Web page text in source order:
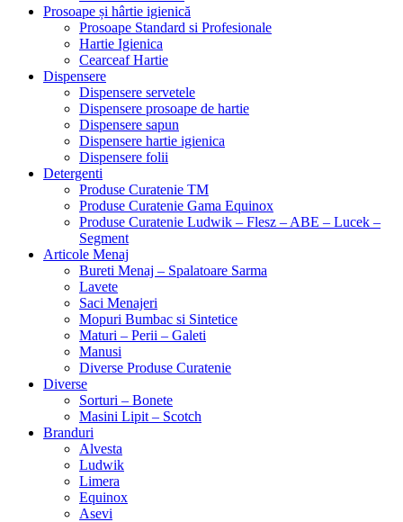
Prosoape și hârtie igienică
Prosoape Standard si Profesionale
Hartie Igienica
Cearceaf Hartie
Dispensere
Dispensere servetele
Dispensere prosoape de hartie
Dispensere sapun
Dispensere hartie igienica
Dispensere folii
Detergenti
Produse Curatenie TM
Produse Curatenie Gama Equinox
Produse Curatenie Ludwik – Flesz – ABE – Lucek –
Segment
Articole Menaj
Bureti Menaj – Spalatoare Sarma
Lavete
Saci Menajeri
Mopuri Bumbac si Sintetice
Maturi – Perii – Galeti
Manusi
Diverse Produse Curatenie
Diverse
Sorturi – Bonete
Masini Lipit – Scotch
Branduri
Alvesta
Ludwik
Limera
Equinox
Asevi